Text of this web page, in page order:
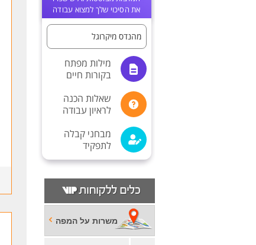
את הסיכוי שלך למצוא עבודה
מהנדס מיקרוגל
מילות מפתח
בקורות חיים
שאלות הכנה
לראיון עבודה
מבחני קבלה
לתפקיד
משרות על המפה